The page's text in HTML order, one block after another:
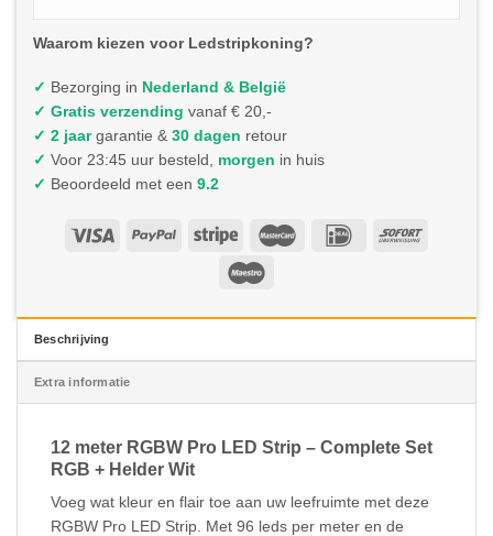
Waarom kiezen voor Ledstripkoning?
✓ Bezorging in Nederland & België
✓ Gratis verzending vanaf € 20,-
✓ 2 jaargarantie & 30 dagen retour
✓ Voor 23:45 uur besteld, morgen in huis
✓ Beoordeeld met een 9.2
Beschrijving
Extra informatie
12 meter RGBW Pro LED Strip – Complete Set
RGB + Helder Wit
Voeg wat kleur en flair toe aan uw leefruimte met deze
RGBW Pro LED Strip. Met 96 leds per meter en de